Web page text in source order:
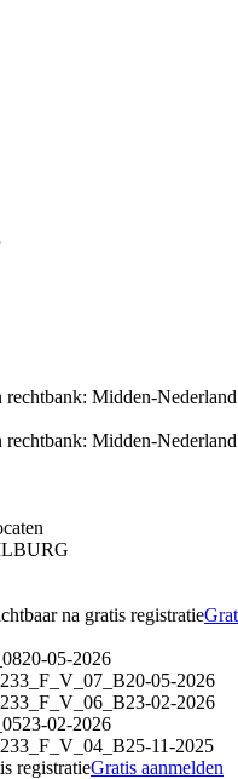
rechtbank: Midden-
rechtbank: Midden-
na gratis registratie
20-05-2026
20-05-2026
23-02-2026
23-02-2026
25-11-2025
registratieGratis aanmelden